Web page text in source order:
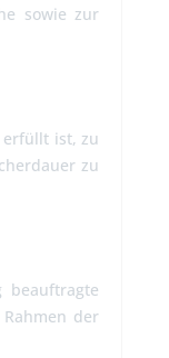
sowie zur
erfüllt ist, zu
zu
beauftragte
der